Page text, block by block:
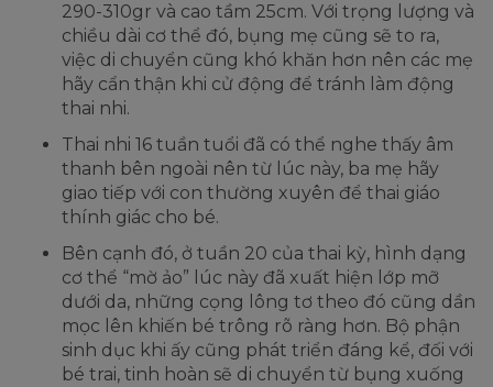
290-310gr và cao tầm 25cm. Với trọng lượng và
chiều dài cơ thể đó, bụng mẹ cũng sẽ to ra,
việc di chuyển cũng khó khăn hơn nên các mẹ
hãy cẩn thận khi cử động để tránh làm động
thai nhi.
Thai nhi 16 tuần tuổi đã có thể nghe thấy âm
thanh bên ngoài nên từ lúc này, ba mẹ hãy
giao tiếp với con thường xuyên để thai giáo
thính giác cho bé.
Bên cạnh đó, ở tuần 20 của thai kỳ, hình dạng
cơ thể “mờ ảo” lúc này đã xuất hiện lớp mỡ
dưới da, những cọng lông tơ theo đó cũng dần
mọc lên khiến bé trông rõ ràng hơn. Bộ phận
sinh dục khi ấy cũng phát triển đáng kể, đối với
bé trai, tinh hoàn sẽ di chuyển từ bụng xuống